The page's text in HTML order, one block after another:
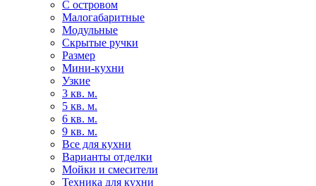
С островом
Малогабаритные
Модульные
Скрытые ручки
Размер
Мини-кухни
Узкие
3 кв. м.
5 кв. м.
6 кв. м.
9 кв. м.
Все для кухни
Варианты отделки
Мойки и смесители
Техника для кухни